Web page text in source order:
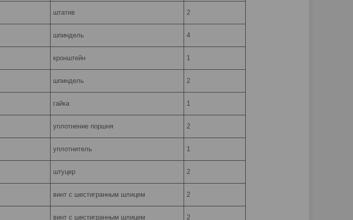
штатив 2
шпиндель 4
кронштейн 1
шпиндель 2
гайка 1
уплотнение поршня 2
уплотнитель 1
штуцер 2
винт с шестигранным шлицем 2
винт с шестигранным шлицем 2